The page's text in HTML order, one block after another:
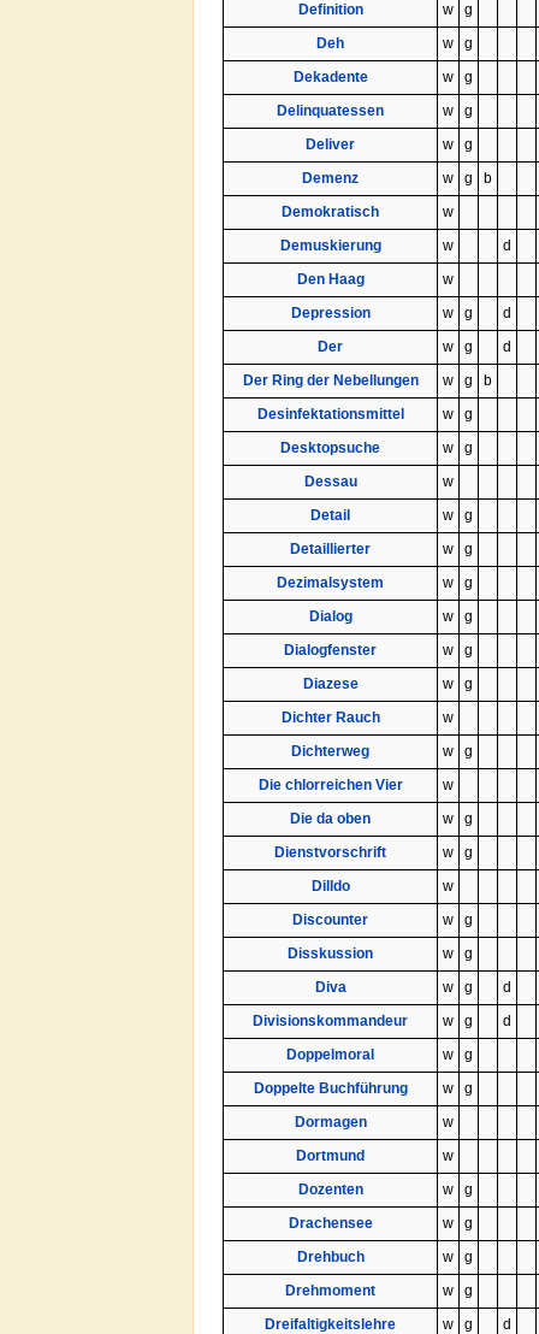
Definition
w
g
Deh
w
g
Dekadente
w
g
Delinquatessen
w
g
Deliver
w
g
Demenz
w g
b
Demokratisch
w
Demuskierung
w
d
Den Haag
w
Depression
w g
d
Der
w g
d
Der Ring der Nebellungen
w g
b
Desinfektationsmittel
w
g
Desktopsuche
w
g
Dessau
w
Detail
w
g
Detaillierter
w
g
Dezimalsystem
w
g
Dialog
w
g
Dialogfenster
w
g
Diazese
w
g
Dichter Rauch
w
Dichterweg
w
g
Die chlorreichen Vier
w
Die da oben
w
g
Dienstvorschrift
w
g
Dilldo
w
Discounter
w
g
Disskussion
w
g
Diva
w g
d
Divisionskommandeur
w g
d
Doppelmoral
w
g
Doppelte Buchführung
w
g
Dormagen
w
Dortmund
w
Dozenten
w
g
Drachensee
w
g
Drehbuch
w
g
Drehmoment
w
g
Dreifaltigkeitslehre
w g d